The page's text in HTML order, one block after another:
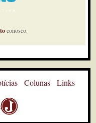
conosco.
Colunas
Links